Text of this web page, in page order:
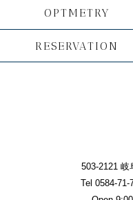
OPTMETRY
RESERVATION
503-2121 岐
Tel 0584-71-